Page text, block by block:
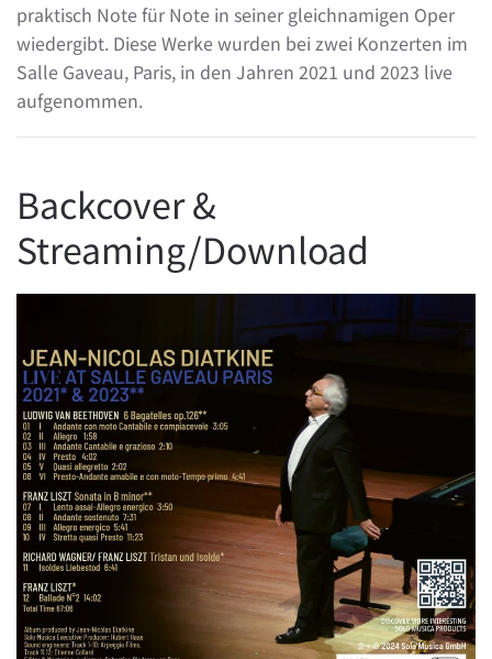
praktisch Note für Note in seiner gleichnamigen Oper
wiedergibt. Diese Werke wurden bei zwei Konzerten im
Salle Gaveau, Paris, in den Jahren 2021 und 2023 live
aufgenommen.
Backcover &
Streaming/Download